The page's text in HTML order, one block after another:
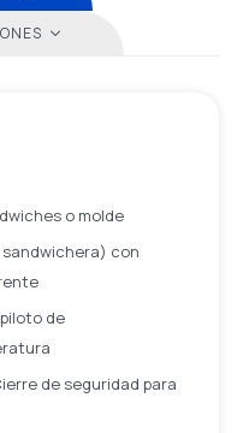
o molde
sandwichera) con
de
de seguridad para